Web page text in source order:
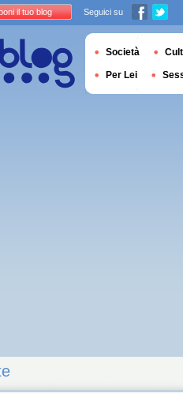
il tuo blog Seguici su
Società
Per Lei